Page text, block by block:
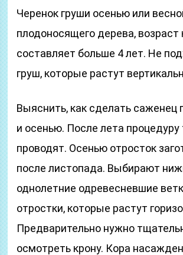
Черенок груши осенью или
плодоносящего дерева, возраст
составляет больше 4 лет. Не
груш, которые растут
Выяснить, как сделать саженец
и осенью. После лета процедуру
проводят. Осенью отросток
после листопада. Выбирают
однолетние одревесневшие
отростки, которые растут
Предварительно нужно
осмотреть крону. Кора